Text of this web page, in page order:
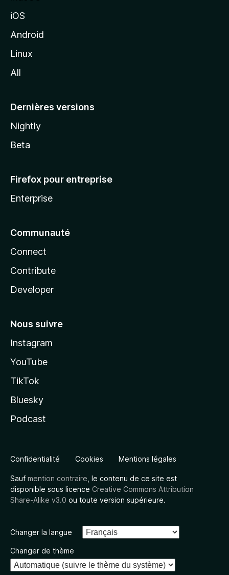
o
z
l
iOS
Android
Linux
All
Dernières versions
Nightly
Beta
Firefox pour entreprise
Enterprise
Communauté
Connect
Contribute
Developer
Nous suivre
Instagram
YouTube
TikTok
Bluesky
Podcast
Confidentialité Cookies Mentions légales
Sauf mention contraire , le contenu de ce site est
disponible sous licence Creative Commons Attribution
Share-Alike v3.0 ou toute version supérieure.
Changer la langue
Changer de thème